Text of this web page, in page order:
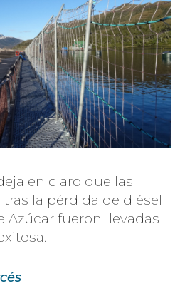
en claro que las
la pérdida de diésel
Azúcar fueron llevadas